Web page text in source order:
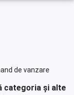
de vanzare
categoria și alte